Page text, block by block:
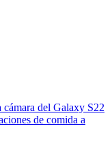
cámara del Galaxy S22
de comida a